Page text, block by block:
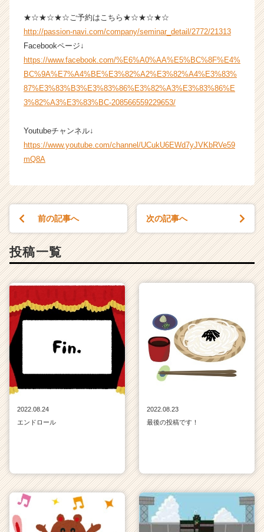
★☆★☆★☆ご予約はこちら★☆★☆★☆
http://passion-navi.com/company/seminar_detail/2772/21313
Facebookページ↓
https://www.facebook.com/%E6%A0%AA%E5%BC%8F%E4%
BC%9A%E7%A4%BE%E3%82%A2%E3%82%A4%E3%83%
87%E3%83%B3%E3%83%86%E3%82%A3%E3%83%86%E
3%82%A3%E3%83%BC-208566559229653/
Youtubeチャンネル↓
https://www.youtube.com/channel/UCukU6EWd7yJVKbRVe59
mQ8A
前の記事へ 次の記事へ
投稿一覧
2022.08.24
エンドロール
2022.08.23
最後の投稿です！